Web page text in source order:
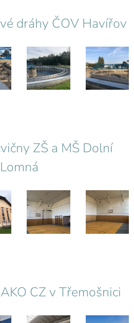
dráhy ČOV Havířov
ZŠ a MŠ Dolní
Lomná
CZ v Třemošnici